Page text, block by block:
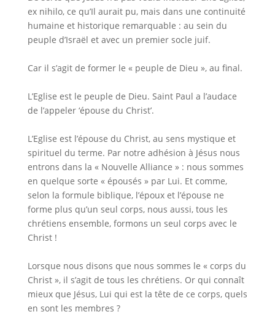
ex nihilo, ce qu’Il aurait pu, mais dans une continuité
humaine et historique remarquable : au sein du
peuple d’Israël et avec un premier socle juif.
Car il s’agit de former le « peuple de Dieu », au final.
L’Eglise est le peuple de Dieu. Saint Paul a l’audace
de l’appeler ‘épouse du Christ’.
L’Eglise est l’épouse du Christ, au sens mystique et
spirituel du terme. Par notre adhésion à Jésus nous
entrons dans la « Nouvelle Alliance » : nous sommes
en quelque sorte « épousés » par Lui. Et comme,
selon la formule biblique, l’époux et l’épouse ne
forme plus qu’un seul corps, nous aussi, tous les
chrétiens ensemble, formons un seul corps avec le
Christ !
Lorsque nous disons que nous sommes le « corps du
Christ », il s’agit de tous les chrétiens. Or qui connaît
mieux que Jésus, Lui qui est la tête de ce corps, quels
en sont les membres ?